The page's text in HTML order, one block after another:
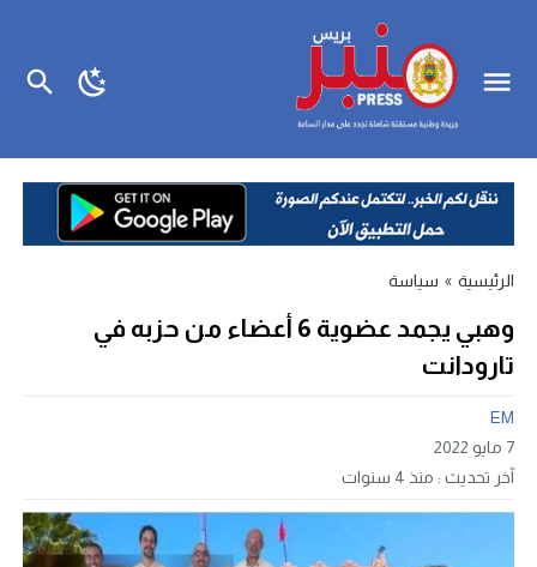
الرئيسية » سياسة
وهبي يجمد عضوية 6 أعضاء من حزبه في
تارودانت
EM
7 مايو 2022
آخر تحديث : منذ 4 سنوات